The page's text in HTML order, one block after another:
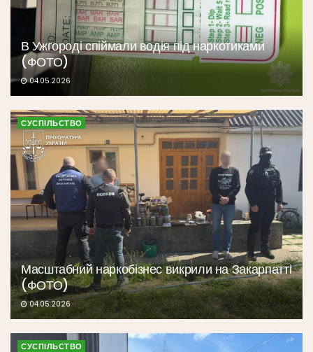
В Ужгороді спіймали водія під наркотиками
(ФОТО)
04.05.2026
СУСПІЛЬСТВО
Масштабний наркобізнес викрили на Закарпатті
(ФОТО)
04.05.2026
СУСПІЛЬСТВО